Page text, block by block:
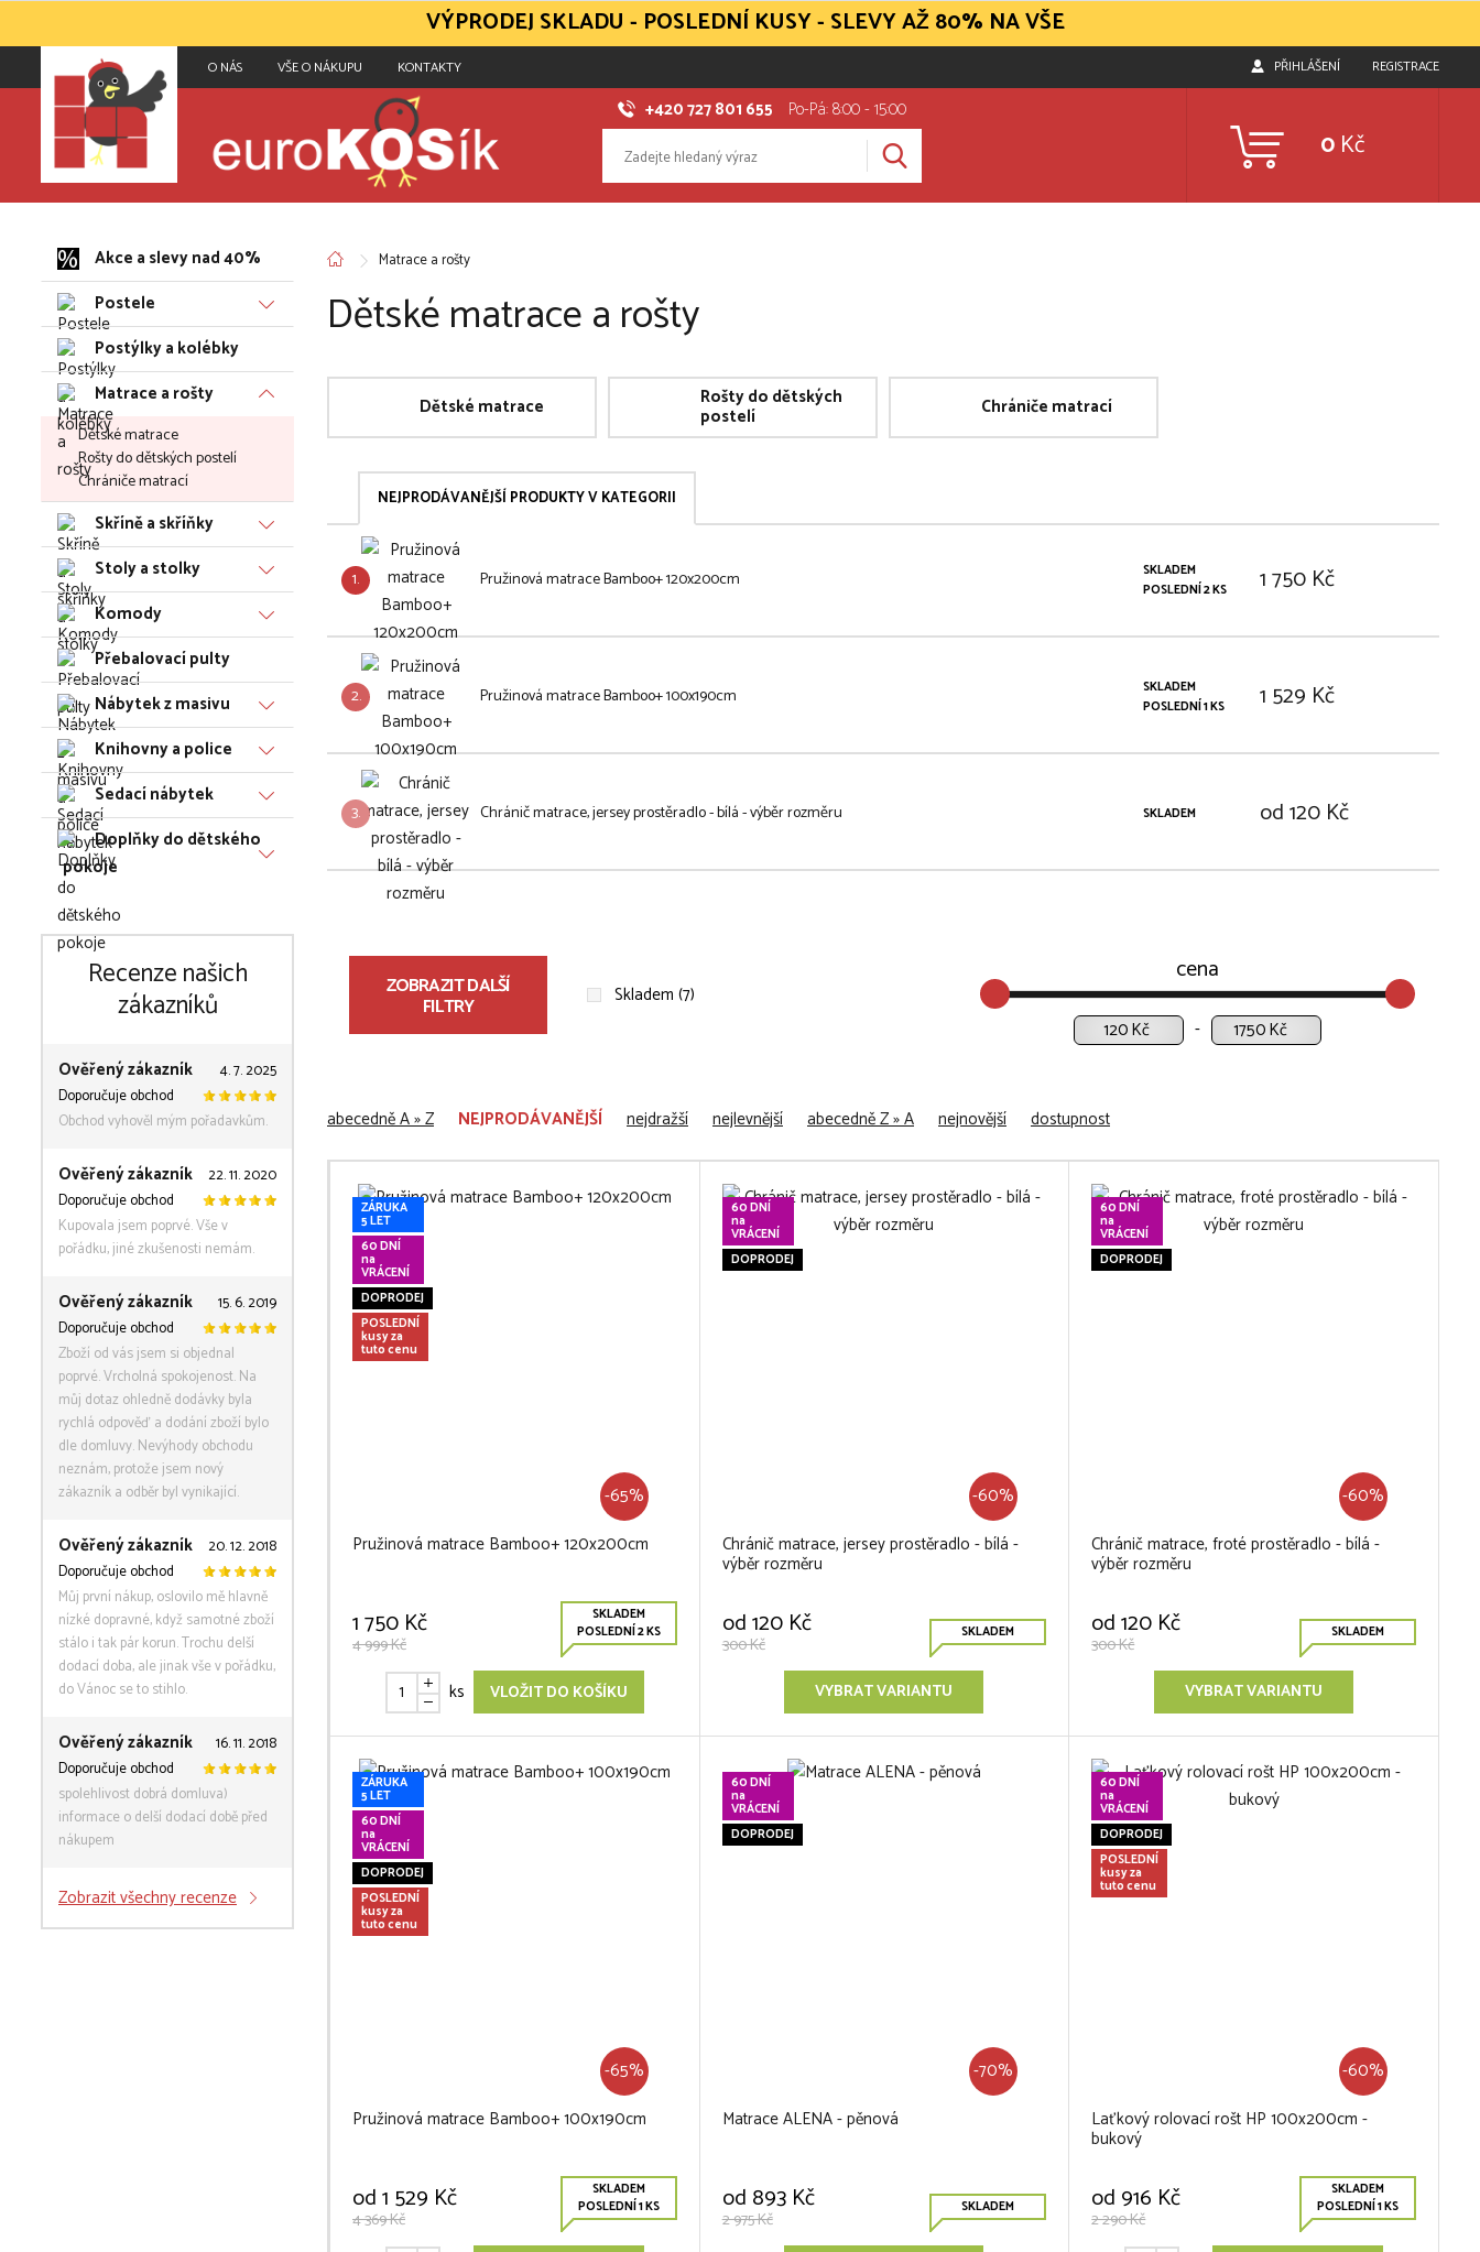
O NÁS VŠE O NÁKUPU KONTAKTY PŘIHLÁŠENÍ REGISTRACE
+420 727 801 655 Po-Pá: 8:00 - 15:00
0 Kč
Akce a slevy nad 40%
Postele
Postýlky a kolébky
Matrace a rošty
Dětské matrace
Rošty do dětských postelí
Chrániče matrací
Skříně a skříňky
Stoly a stolky
Komody
Přebalovací pulty
Nábytek z masivu
Knihovny a police
Sedací nábytek
Doplňky do dětského
pokoje
Recenze našich
zákazníků
Ověřený zákazník
4. 7. 2025
Doporučuje obchod
Obchod vyhověl mým pořadavkům.
Ověřený zákazník
22. 11. 2020
Doporučuje obchod
Kupovala jsem poprvé. Vše v
pořádku, jiné zkušenosti nemám.
Ověřený zákazník
15. 6. 2019
Doporučuje obchod
Zboží od vás jsem si objednal
poprvé. Vrcholná spokojenost. Na
můj dotaz ohledně dodávky byla
rychlá odpověď a dodání zboží bylo
dle domluvy. Nevýhody obchodu
neznám, protože jsem nový
zákazník a odběr byl vynikající.
Ověřený zákazník
20. 12. 2018
Doporučuje obchod
Můj první nákup, oslovilo mě hlavně
nízké dopravné, když samotné zboží
stálo i tak pár korun. Trochu delší
dodací doba, ale jinak vše v pořádku,
do Vánoc se to stihlo.
Ověřený zákazník
16. 11. 2018
Doporučuje obchod
spolehlivost dobrá domluva)
informace o delší dodací době před
nákupem
Zobrazit všechny recenze
Matrace a rošty
Dětské matrace a rošty
Dětské matrace Rošty do dětských
postelí Chrániče matrací
NEJPRODÁVANĚJŠÍ PRODUKTY V KATEGORII
1. Pružinová matrace Bamboo+ 120x200cm
SKLADEM
POSLEDNÍ 2 KS
1 750 Kč
2. Pružinová matrace Bamboo+ 100x190cm
SKLADEM
POSLEDNÍ 1 KS
1 529 Kč
3. Chránič matrace, jersey prostěradlo - bílá - výběr rozměru SKLADEM od 120 Kč
ZOBRAZIT DALŠÍ
FILTRY Skladem (7)
cena
Kč Kč
abecedně A » Z NEJPRODÁVANĚJŠÍ nejdražší nejlevnější abecedně Z » A nejnovější dostupnost
ZÁRUKA
5 LET
60 DNÍ
na
VRÁCENÍ
DOPRODEJ
POSLEDNÍ
kusy za
tuto cenu
-65%
Pružinová matrace Bamboo+ 120x200cm
1 750 Kč
4 999 Kč
SKLADEM
POSLEDNÍ 2 KS
ks VLOŽIT DO KOŠÍKU
60 DNÍ
na
VRÁCENÍ
DOPRODEJ
-60%
Chránič matrace, jersey prostěradlo - bílá -
výběr rozměru
od120 Kč
300 Kč
SKLADEM
VYBRAT VARIANTU
60 DNÍ
na
VRÁCENÍ
DOPRODEJ
-60%
Chránič matrace, froté prostěradlo - bílá -
výběr rozměru
od120 Kč
300 Kč
SKLADEM
VYBRAT VARIANTU
ZÁRUKA
5 LET
60 DNÍ
na
VRÁCENÍ
DOPRODEJ
POSLEDNÍ
kusy za
tuto cenu
-65%
Pružinová matrace Bamboo+ 100x190cm
od1 529 Kč
4 369 Kč
SKLADEM
POSLEDNÍ 1 KS
60 DNÍ
na
VRÁCENÍ
DOPRODEJ
-70%
Matrace ALENA - pěnová
od 893 Kč
2 975 Kč
SKLADEM
60 DNÍ
na
VRÁCENÍ
DOPRODEJ
POSLEDNÍ
kusy za
tuto cenu
-60%
Laťkový rolovací rošt HP 100x200cm -
bukový
od 916 Kč
2 290 Kč
SKLADEM
POSLEDNÍ 1 KS
VÝPRODEJ SKLADU - POSLEDNÍ KUSY - SLEVY AŽ 80% NA VŠE